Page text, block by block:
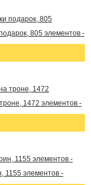
805 элементов -
1472 элементов -
1155 элементов -